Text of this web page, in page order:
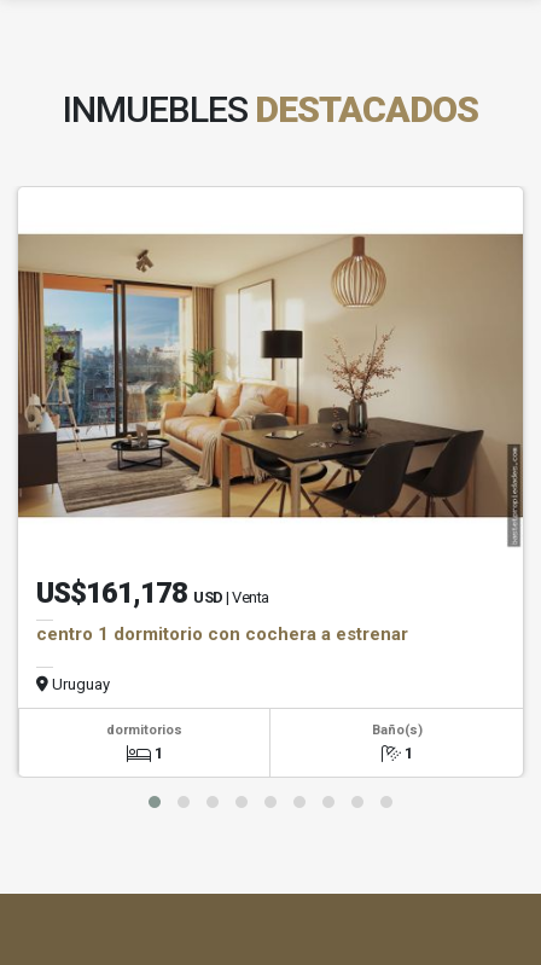
INMUEBLES DESTACADOS
US$161,178 USD | Venta
centro 1 dormitorio con cochera a estrenar
Uruguay
dormitorios
1
Baño(s)
1